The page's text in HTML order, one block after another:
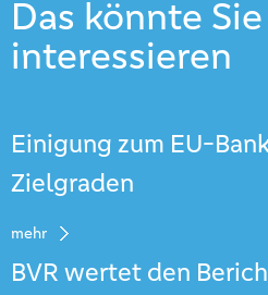
Das könnte
interessieren
Einigung zum EU-
Zielgraden
mehr
BVR wertet den